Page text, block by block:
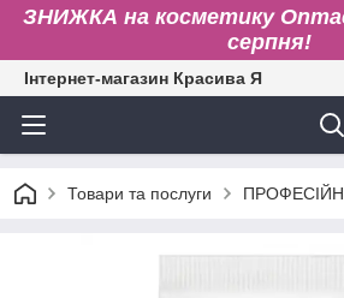
ЗНИЖКА на косметику
серпня!
Інтернет-магазин Красива Я
Товари та послуги